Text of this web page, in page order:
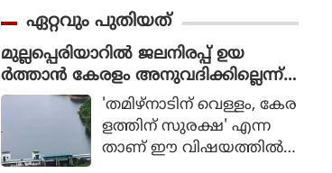
വികസിക്കുന്നുവെന്ന് ഉറ
പ്പാക്കുക എന്ന പ്രഖ്യാപിത
ലക്ഷ്യത്തോടെയാണ് ഇ
തിന്റെ ആരംഭം. ചടങ്ങില്‍
യുഎന്‍ സെക്രട്ടറി ജനറല്‍
അന്റോണിയോ ഗുട്ടെറസ്
പങ്കെടുത്തു.
ഏറ്റവും പുതിയത്
മുല്ലപ്പെരിയാറില്‍ ജലനിരപ്പ് ഉയ
ര്‍ത്താന്‍ കേരളം അനുവദിക്കില്ലെന്ന്
മന്ത്രി മോന്‍സ് ജോസഫ്'തമിഴ്നാടിന് വെള്ളം, കേര
ളത്തിന് സുരക്ഷ' എന്ന
താണ് ഈ വിഷയത്തില്‍